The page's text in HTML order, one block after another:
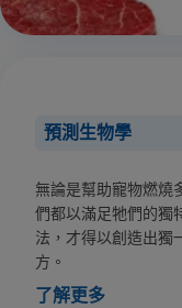
預測生物學
無論是幫助寵物燃燒
們都以滿足牠們的獨
法，才得以創造出獨
方。
了解更多